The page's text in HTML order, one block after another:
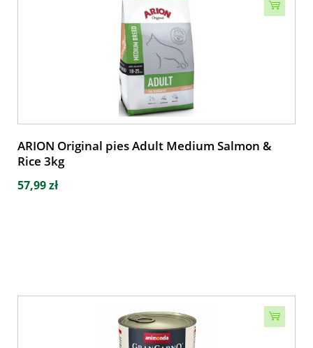
ARION Original pies Adult Medium Salmon &
Rice 3kg
57,99 zł